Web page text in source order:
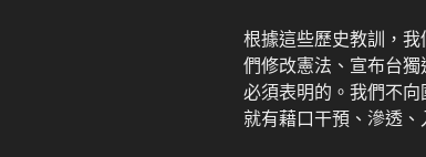
根據這些歷史教訓，
們修改憲法、宣布台
必須表明的。我們不
就有藉口干預、滲透、